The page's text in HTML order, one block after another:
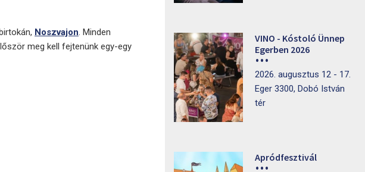
Noszvajon. Minden
meg kell fejtenünk egy-egy
VINO - Kóstoló Ünnep
Egerben 2026
2026. augusztus 12 - 17.
Eger 3300, Dobó István
tér
Apródfesztivál